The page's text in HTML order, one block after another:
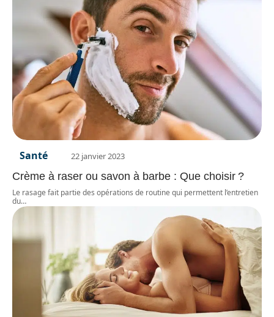
Santé 22 janvier 2023
Crème à raser ou savon à barbe : Que choisir ?
Le rasage fait partie des opérations de routine qui permettent l’entretien
du…